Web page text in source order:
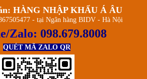
HÀNG NHẬP KHẨU Á ÂU
- tại Ngân hàng BIDV - Hà Nội
Zalo: 098.679.8008
QUÉT MÃ ZALO QR